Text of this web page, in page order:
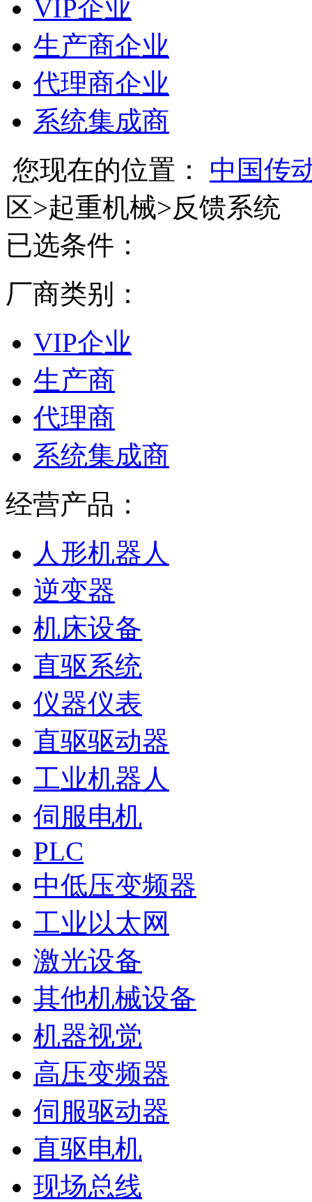
VIP企业
生产商企业
代理商企业
系统集成商
您现在的位置：
中国传
区>起重机械>反馈系统
已选条件：
厂商类别：
VIP企业
生产商
代理商
系统集成商
经营产品：
人形机器人
逆变器
机床设备
直驱系统
仪器仪表
直驱驱动器
工业机器人
伺服电机
PLC
中低压变频器
工业以太网
激光设备
其他机械设备
机器视觉
高压变频器
伺服驱动器
直驱电机
现场总线